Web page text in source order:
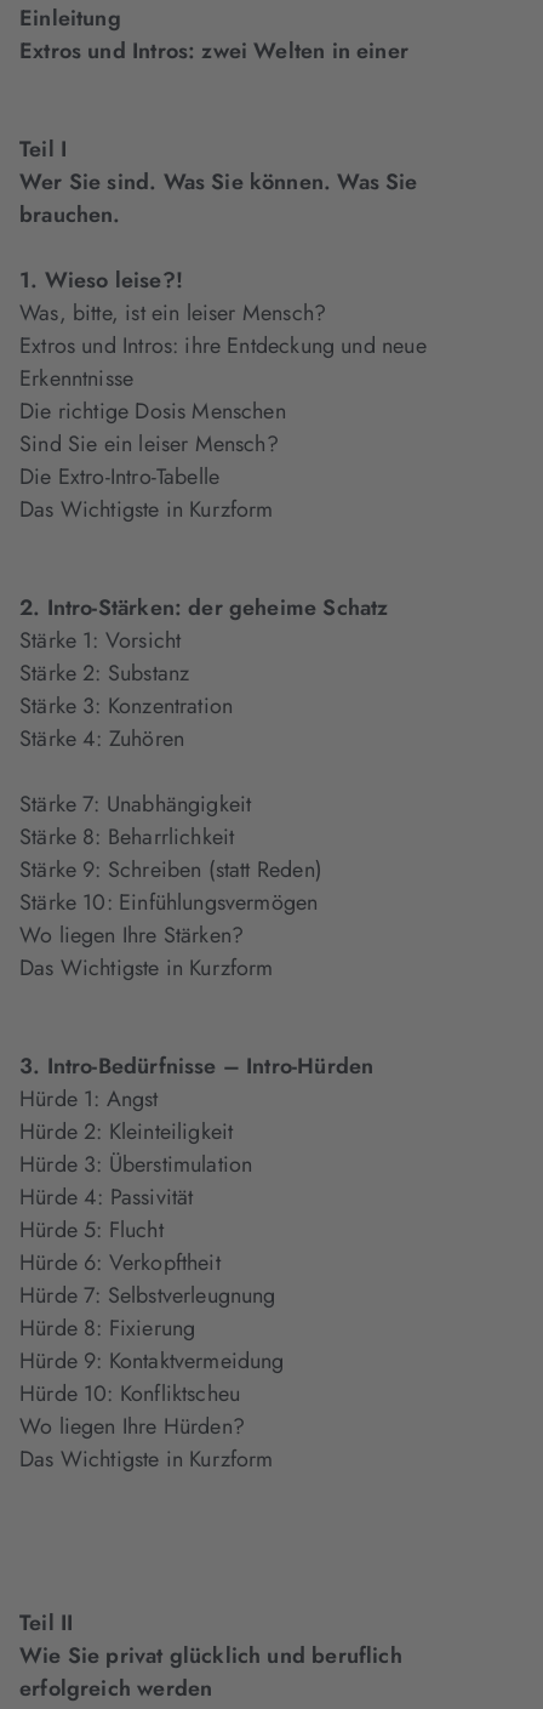
Einleitung
Extros und Intros: zwei Welten in einer
Teil I
Wer Sie sind. Was Sie können. Was Sie
brauchen.
1. Wieso leise?!
Was, bitte, ist ein leiser Mensch?
Extros und Intros: ihre Entdeckung und neue
Erkenntnisse
Die richtige Dosis Menschen
Sind Sie ein leiser Mensch?
Die Extro-Intro-Tabelle
Das Wichtigste in Kurzform
2. Intro-Stärken: der geheime Schatz
Stärke 1: Vorsicht
Stärke 2: Substanz
Stärke 3: Konzentration
Stärke 4: Zuhören
Stärke 7: Unabhängigkeit
Stärke 8: Beharrlichkeit
Stärke 9: Schreiben (statt Reden)
Stärke 10: Einfühlungsvermögen
Wo liegen Ihre Stärken?
Das Wichtigste in Kurzform
3. Intro-Bedürfnisse – Intro-Hürden
Hürde 1: Angst
Hürde 2: Kleinteiligkeit
Hürde 3: Überstimulation
Hürde 4: Passivität
Hürde 5: Flucht
Hürde 6: Verkopftheit
Hürde 7: Selbstverleugnung
Hürde 8: Fixierung
Hürde 9: Kontaktvermeidung
Hürde 10: Konfliktscheu
Wo liegen Ihre Hürden?
Das Wichtigste in Kurzform
Teil II
Wie Sie privat glücklich und beruflich
erfolgreich werden